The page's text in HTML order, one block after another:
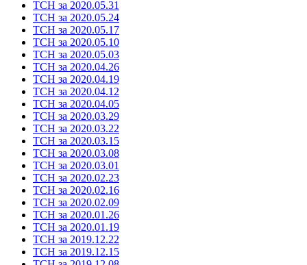
ТСН за 2020.05.31
ТСН за 2020.05.24
ТСН за 2020.05.17
ТСН за 2020.05.10
ТСН за 2020.05.03
ТСН за 2020.04.26
ТСН за 2020.04.19
ТСН за 2020.04.12
ТСН за 2020.04.05
ТСН за 2020.03.29
ТСН за 2020.03.22
ТСН за 2020.03.15
ТСН за 2020.03.08
ТСН за 2020.03.01
ТСН за 2020.02.23
ТСН за 2020.02.16
ТСН за 2020.02.09
ТСН за 2020.01.26
ТСН за 2020.01.19
ТСН за 2019.12.22
ТСН за 2019.12.15